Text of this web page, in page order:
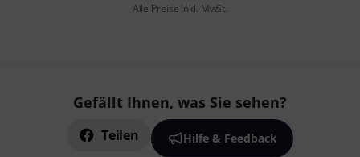
Alle Preise inkl. MwSt.
Gefällt Ihnen, was Sie sehen?
Teilen Hilfe & Feedback